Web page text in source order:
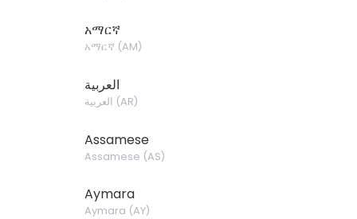
አማርኛ
አማርኛ (AM)
العربية
العربية (AR)
Assamese
Assamese (AS)
Aymara
Aymara (AY)